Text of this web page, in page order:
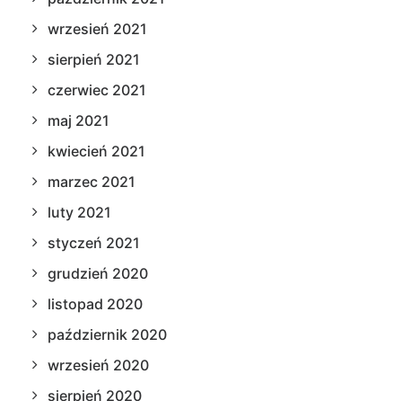
wrzesień 2021
sierpień 2021
czerwiec 2021
maj 2021
kwiecień 2021
marzec 2021
luty 2021
styczeń 2021
grudzień 2020
listopad 2020
październik 2020
wrzesień 2020
sierpień 2020